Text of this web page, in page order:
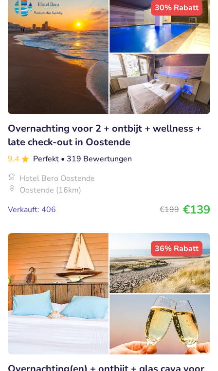
30% Rabatt
Overnachting voor 2 + ontbijt + wellness +
late check-out in Oostende
9.4 Perfekt • 319 Bewertungen
Hotel Bero Oostende
Oostende (16km)
Verkauft: 406
€199 €139
36% Rabatt